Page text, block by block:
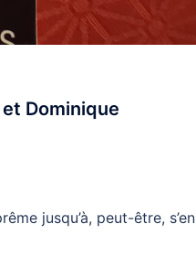
Dominique
jusqu’à, peut-être, s’en